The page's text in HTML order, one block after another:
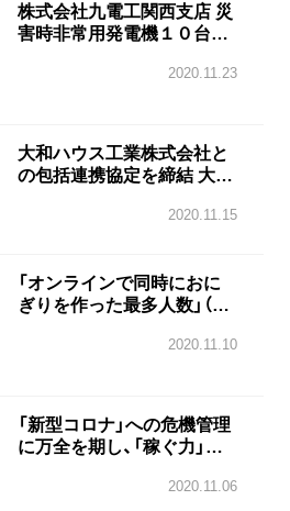
株式会社九電工関西支店 災
害時非常用発電機１０台を
2020.11.23
大和ハウス工業株式会社と
の包括連携協定を締結 大阪
2020.11.15
「オンラインで同時におに
ぎりを作った最多人数」（来
界記録に挑戦 プレイベント
ょボールも
2020.11.10
「新型コロナ」への危機管理
に万全を期し、「稼ぐ力」に
2020.11.06